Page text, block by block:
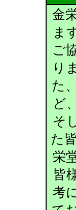
金
ま
ご
り
た
ど
そ
た
栄
皆
考